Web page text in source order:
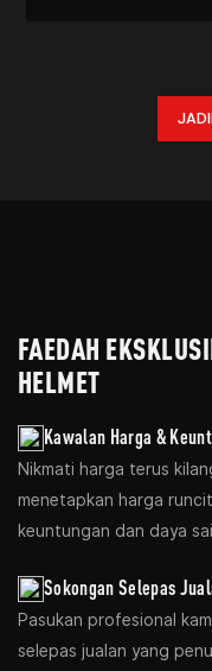
FAEDAH
HELMET
Kawalan Harga &
Nikmati harga terus
menetapkan harga
keuntungan dan daya
Sokongan Selepas
Pasukan profesional
selepas jualan yang